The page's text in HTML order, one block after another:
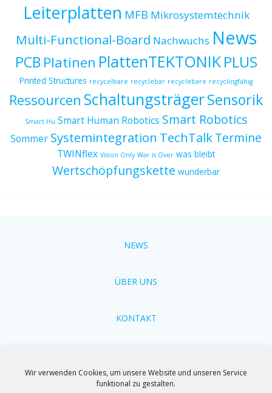
Wir verwenden Cookies, um unsere Website und unseren Service
funktional zu gestalten.
Leiterplatten MFB Mikrosystemtechnik
Multi-Functional-Board Nachwuchs News
PCB Platinen PlattenTEKTONIK PLUS
Printed Structures recycelbare recyclebar recyclebare recyclingfähig
Ressourcen SchaltungsträgerSensorik
Smart Hu Smart Human Robotics Smart Robotics
Sommer Systemintegration TechTalkTermine
TWINflex Vision Only War is Over was bleibt
Wertschöpfungskette wunderbar
NEWS
ÜBER UNS
KONTAKT